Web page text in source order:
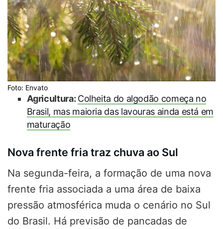
Foto: Envato
Agricultura: Colheita do algodão começa no
Brasil, mas maioria das lavouras ainda está em
maturação
Nova frente fria traz chuva ao Sul
Na segunda-feira, a formação de uma nova
frente fria associada a uma área de baixa
pressão atmosférica muda o cenário no Sul
do Brasil. Há previsão de pancadas de